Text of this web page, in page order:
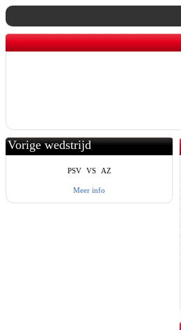
Vorige wedstrijd
PSV VS AZ
Meer info